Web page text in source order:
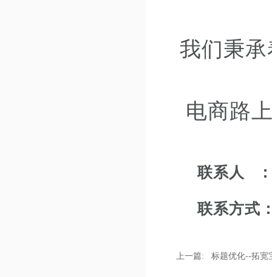
我们秉
电商路
联系人 ：
联系方式
上一篇: 标题优化--拓宽